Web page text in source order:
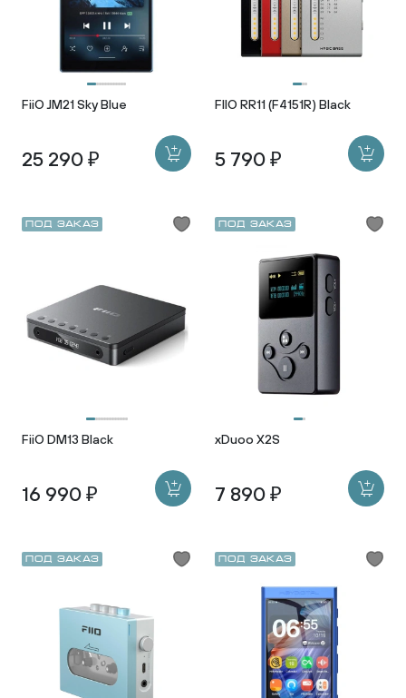
FiiO JM21 Sky Blue
25 290 ₽
FIIO RR11 (F4151R) Black
5 790 ₽
Под заказ
FiiO DM13 Black
16 990 ₽
Под заказ
xDuoo X2S
7 890 ₽
Под заказ Под заказ